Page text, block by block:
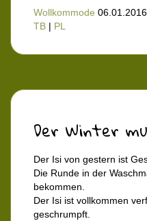
Wollkommode
TB | PL
Der Winter
Der Isi von gestern ist
Die Runde in der
bekommen.
Der Isi ist vollkommen
geschrumpft.